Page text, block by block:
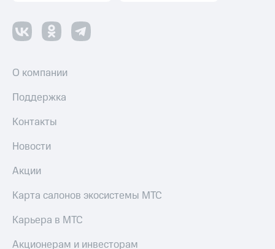
О компании
Поддержка
Контакты
Новости
Акции
Карта салонов экосистемы МТС
Карьера в МТС
Акционерам и инвесторам